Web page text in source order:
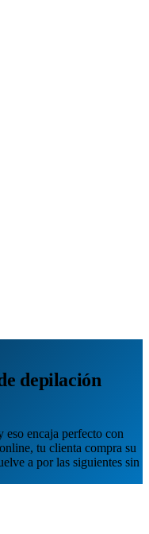
depilación
eso encaja perfecto con
online, tu clienta compra su
a por las siguientes sin